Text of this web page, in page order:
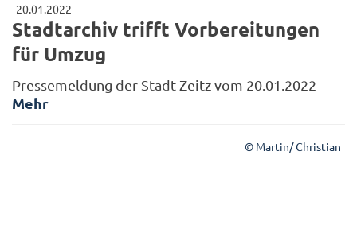
20.01.2022
Stadtarchiv trifft Vorbereitungen
für Umzug
Pressemeldung der Stadt Zeitz vom 20.01.2022
Mehr
© Martin/ Christian